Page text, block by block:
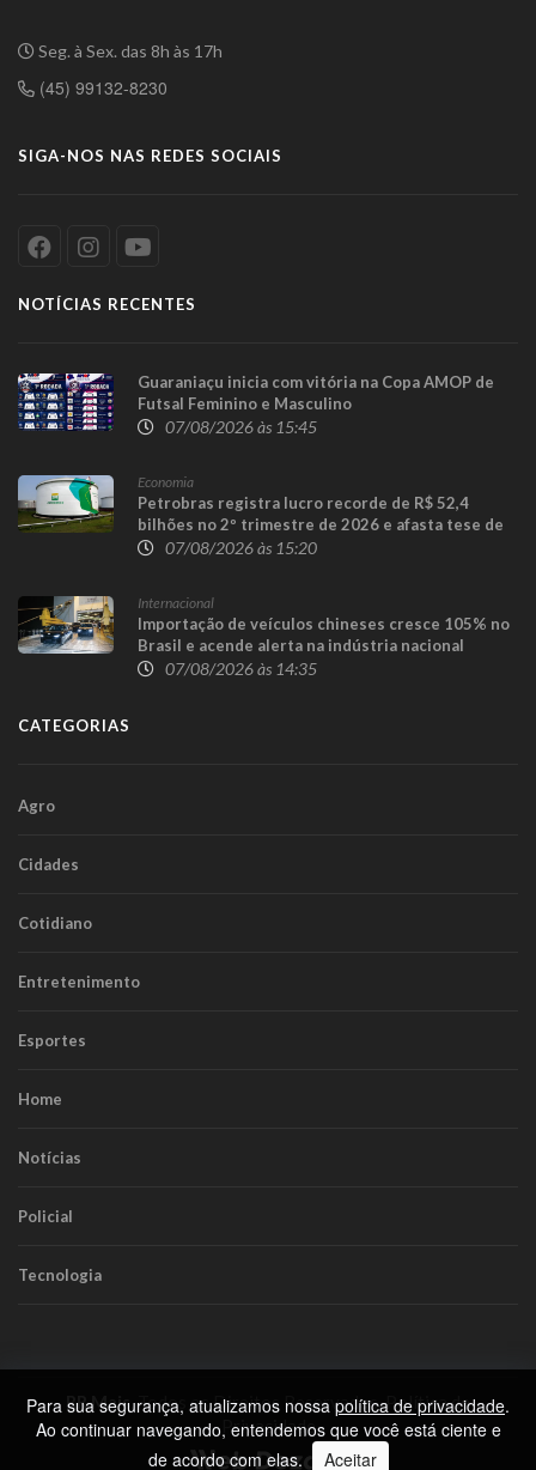
Seg. à Sex. das 8h às 17h
(45) 99132-8230
SIGA-NOS NAS REDES SOCIAIS
NOTÍCIAS RECENTES
Guaraniaçu inicia com vitória na Copa AMOP de
Futsal Feminino e Masculino
07/08/2026 às 15:45
Economia
Petrobras registra lucro recorde de R$ 52,4
bilhões no 2º trimestre de 2026 e afasta tese de
defasagem nos combustíveis
07/08/2026 às 15:20
Internacional
Importação de veículos chineses cresce 105% no
Brasil e acende alerta na indústria nacional
07/08/2026 às 14:35
CATEGORIAS
Agro
Cidades
Cotidiano
Entretenimento
Esportes
Home
Notícias
Policial
Tecnologia
RR Mais. Todos os Direitos Reservados.Política de
Privacidade
Para sua segurança, atualizamos nossa política de privacidade.
Ao continuar navegando, entendemos que você está ciente e
de acordo com elas. Aceitar